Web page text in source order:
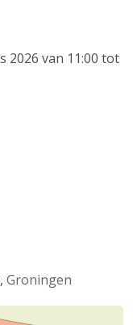
2026 van 11:00 tot
, Groningen